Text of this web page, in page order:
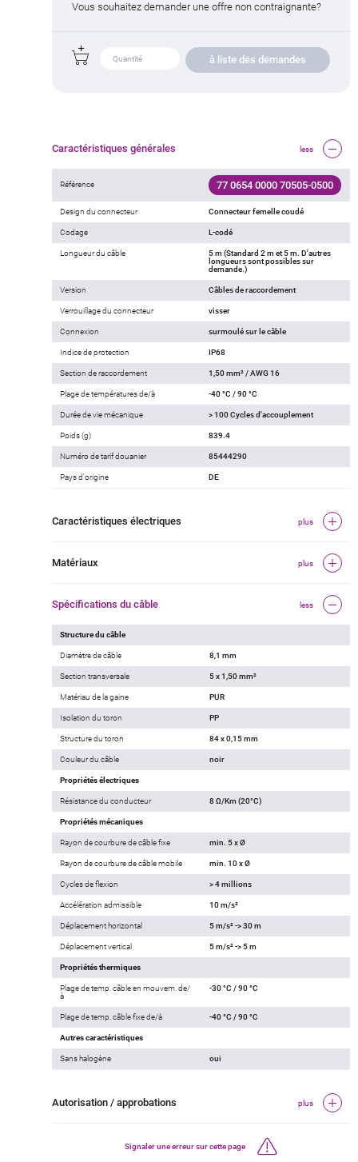
Vous souhaitez demander une offre non contraignante?
à liste des demandes
Caractéristiques générales less
Référence 77 0654 0000 70505-0500
Design du connecteur Connecteur femelle coudé
Codage L-codé
Longueur du câble
5 m (Standard 2 m et 5 m. D'autres
longueurs sont possibles sur
demande.)
Version Câbles de raccordement
Verrouillage du connecteur visser
Connexion surmoulé sur le câble
Indice de protection IP68
Section de raccordement 1,50 mm² / AWG 16
Plage de températures de/à -40 °C / 90 °C
Durée de vie mécanique > 100 Cycles d'accouplement
Poids (g) 839.4
Numéro de tarif douanier 85444290
Pays d'origine DE
Caractéristiques électriques plus
Matériaux plus
Spécifications du câble less
Structure du câble
Diamètre de câble 8,1 mm
Section transversale 5 x 1,50 mm²
Matériau de la gaine PUR
Isolation du toron PP
Structure du toron 84 x 0,15 mm
Couleur du câble noir
Propriétés électriques
Résistance du conducteur 8 Ω/Km (20°C)
Propriétés mécaniques
Rayon de courbure de câble fixe min. 5 x Ø
Rayon de courbure de câble mobile min. 10 x Ø
Cycles de flexion > 4 millions
Accélération admissible 10 m/s²
Déplacement horizontal 5 m/s² -> 30 m
Déplacement vertical 5 m/s² -> 5 m
Propriétés thermiques
Plage de temp. câble en mouvem. de/
à
-30 °C / 90 °C
Plage de temp. câble fixe de/à -40 °C / 90 °C
Autres caractéristiques
Sans halogène oui
Autorisation / approbations plus
Signaler une erreur sur cette page